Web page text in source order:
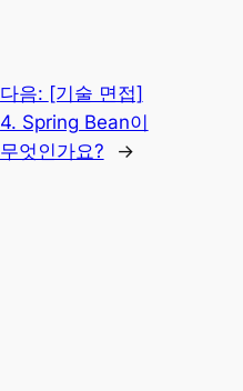
다음: [기술 면접]
4. Spring Bean이
무엇인가요?
→